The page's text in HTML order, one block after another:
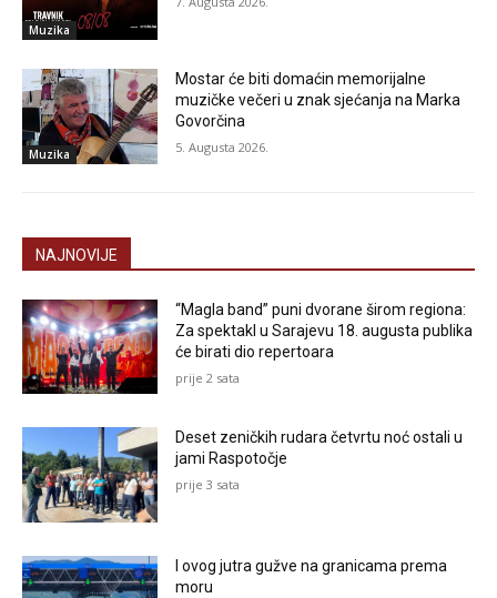
Muzika
Muzika
Mostar će biti domaćin memorijalne
muzičke večeri u znak sjećanja na Marka
Govorčina
5. Augusta 2026.
NAJNOVIJE
“Magla band” puni dvorane širom regiona:
Za spektakl u Sarajevu 18. augusta publika
će birati dio repertoara
prije 2 sata
Deset zeničkih rudara četvrtu noć ostali u
jami Raspotočje
prije 3 sata
I ovog jutra gužve na granicama prema
moru